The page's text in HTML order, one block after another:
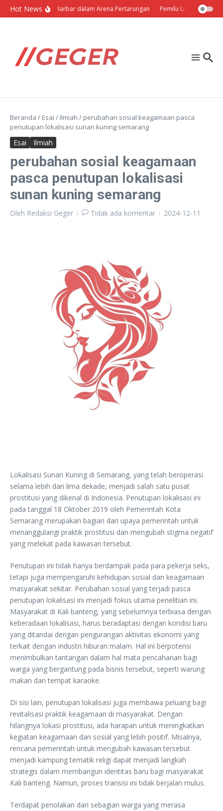
Lewati ke konten
Hot NewsPolitik Barbar dalam Arena Pertarungan Pemilu Ukraina: Milih
Beranda / Esai / Ilmiah / perubahan sosial keagamaan pasca
penutupan lokalisasi sunan kuning semarang
Esai Ilmiah
perubahan sosial keagamaan
pasca penutupan lokalisasi
sunan kuning semarang
Oleh Redaksi Geger Tidak ada komentar 2024-12-11
Lokalisasi Sunan Kuning di Semarang, yang telah beroperasi
selama lebih dari lima dekade, menjadi salah satu pusat
prostitusi yang dikenal di Indonesia. Penutupan lokalisasi ini
pada tanggal 18 Oktober 2019 oleh Pemerintah Kota
Semarang merupakan bagian dari upaya pemerintah untuk
menanggulangi praktik prostitusi dan mengubah stigma negatif
yang melekat pada kawasan tersebut.
Penutupan ini tidak hanya berdampak pada para pekerja seks,
tetapi juga mempengaruhi kehidupan sosial dan keagamaan
masyarakat sekitar. Perubahan sosial yang terjadi pasca
penutupan lokalisasi ini menjadi fokus utama penelitian ini.
Masyarakat di Kali banteng, yang sebelumnya terbiasa dengan
keberadaan lokalisasi, harus beradaptasi dengan kondisi baru
yang ditandai dengan pengurangan aktivitas ekonomi yang
terkait dengan industri hiburan malam. Hal ini berpotensi
menimbulkan tantangan dalam hal mata pencaharian bagi
warga yang bergantung pada bisnis tersebut, seperti warung
makan dan tempat karaoke.
Di sisi lain, penutupan lokalisasi juga membawa peluang bagi
revitalisasi praktik keagamaan di masyarakat. Dengan
hilangnya lokasi prostitusi, ada harapan untuk meningkatkan
kegiatan keagamaan dan sosial yang lebih positif. Misalnya,
rencana pemerintah untuk mengubah kawasan tersebut
menjadi kampung tematik religi dapat menjadi langkah
strategis dalam membangun identitas baru bagi masyarakat
Kali banteng. Namun, proses transisi ini tidak berjalan mulus.
Terdapat penolakan dari sebagian warga yang merasa